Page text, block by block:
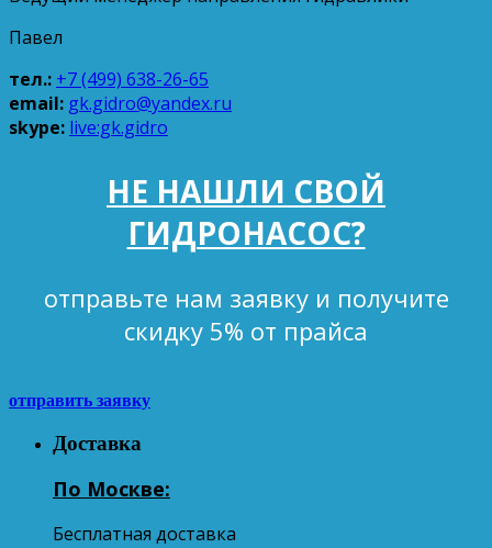
Павел
тел.: +7 (499) 638-26-65
email: gk.gidro@yandex.ru
skype: live:gk.gidro
НЕ НАШЛИ СВОЙ
ГИДРОНАСОС?
отправьте нам заявку и получите
скидку 5% от прайса
отправить заявку
Доставка
По Москве:
Бесплатная доставка